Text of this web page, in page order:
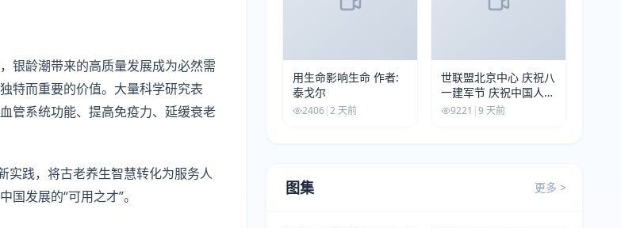
银龄潮带来的高质量发展成为必然需
特而重要的价值。大量科学研究表
管系统功能、提高免疫力、延缓衰老
实践，将古老养生智慧转化为服务人
发展的“可用之才”。
用生命影响生命 作者:
泰戈尔
2406|2 天前
世联盟北京中心 庆祝八
一建军节 庆祝中国人民
解放军建军99周年
9221 |9 天前
图集 更多 >